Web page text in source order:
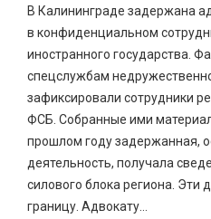
В Калининграде задержана
в конфиденциальном
иностранного государства.
спецслужбам
зафиксировали сотрудники
ФСБ. Собранные ими
прошлом году задержанная,
деятельность, получала
силового блока региона. Эти
границу. Адвокату...